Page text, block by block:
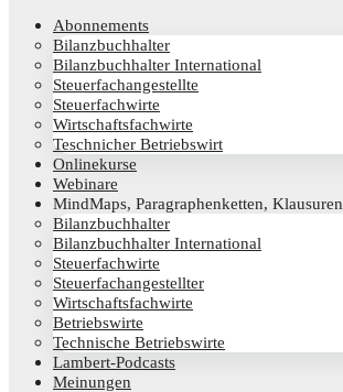
Abon­ne­ments
Bilanz­buch­hal­ter
Bilanz­buch­hal­ter International
Steu­er­fach­an­ge­stell­te
Steu­er­fach­wir­te
Wirt­schafts­fach­wir­te
Teschni­cher Betriebswirt
Online­kur­se
Web­i­na­re
Mind­Maps, Para­gra­phen­ket­ten, Klausuren
Bilanz­buch­hal­ter
Bilanz­buch­hal­ter International
Steu­er­fach­wir­te
Steu­er­fach­an­ge­stell­ter
Wirt­schafts­fach­wir­te
Betriebs­wir­te
Tech­ni­sche Betriebswirte
Lam­­bert-Pod­­casts
Mei­nun­gen